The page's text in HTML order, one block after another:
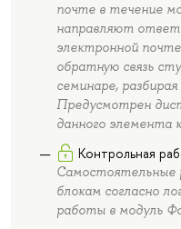
почте в течение
направляют
электронной
обратную связь
семинаре,
Предусмотрен
данного элемента
Контрольная
блокам согласно
работы в модуль